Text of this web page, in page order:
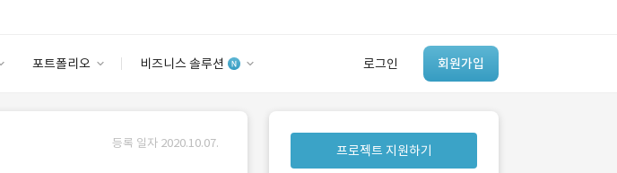
포트폴리오 비즈니스 솔루션 로그인 회원가입
안심 코드 케어
유사사례 검색 AI
‘이런 거’ 만들어본
등록 일자 2020.10.07. 프로젝트 지원하기